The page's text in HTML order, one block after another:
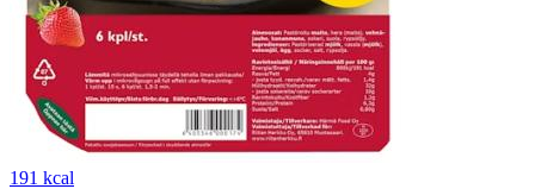
191 kcal